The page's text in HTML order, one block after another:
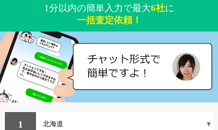
1分以内の簡単入力で最大6社に
一括査定依頼！
1